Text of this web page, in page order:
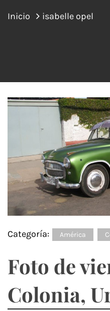
Inicio isabelle opel
Categoría: América
Foto de
Colonia,